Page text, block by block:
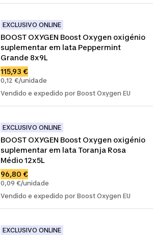
EXCLUSIVO ONLINE
BOOST OXYGEN Boost Oxygen oxigénio
suplementar em lata Peppermint
Grande 8x9L
115,93 €
0,12 €/unidade
Vendido e expedido por Boost Oxygen EU
EXCLUSIVO ONLINE
BOOST OXYGEN Boost Oxygen oxigénio
suplementar em lata Toranja Rosa
Médio 12x5L
96,80 €
0,09 €/unidade
Vendido e expedido por Boost Oxygen EU
EXCLUSIVO ONLINE